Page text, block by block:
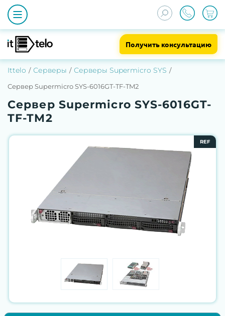
Получить консультацию
Ittelo Серверы Серверы Supermicro SYS
Сервер Supermicro SYS-6016GT-TF-TM2
Сервер Supermicro SYS-6016GT-
TF-TM2
REF